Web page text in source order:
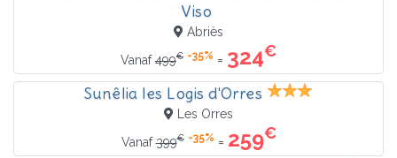
Viso
Abriès
Vanaf499€ -35% = 324€
Sunêlia les Logis d'Orres
Les Orres
Vanaf399€ -35% = 259€